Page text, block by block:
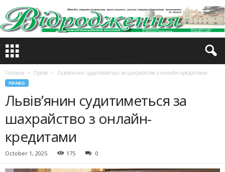
Головна Право Львів’янин судитиметься за шахрайство з онлайн-кредитами
ПРАВО
Львів’янин судитиметься за
шахрайство з онлайн-
кредитами
October 1, 2025 175 0